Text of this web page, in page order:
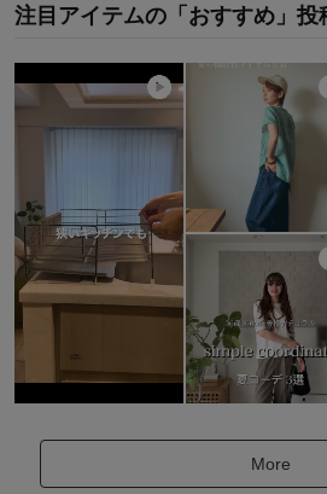
注目アイテムの「おすすめ」投
More